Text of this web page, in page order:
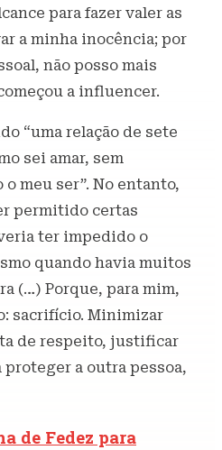
para fazer valer as
a minha inocência; por
não posso mais
a influencer.
“uma relação de sete
sei amar, sem
meu ser”. No entanto,
permitido certas
ter impedido o
quando havia muitos
(…) Porque, para mim,
sacrifício. Minimizar
de respeito, justificar
a outra pessoa,
de Fedez para